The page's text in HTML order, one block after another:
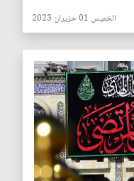
الخميس 01 حزيران 2023